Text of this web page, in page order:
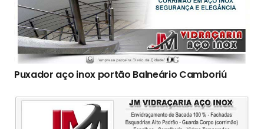
Puxador aço inox portão Balneário Camboriú